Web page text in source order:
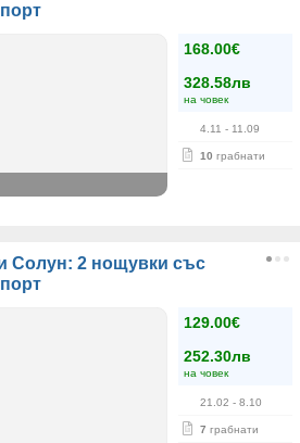
168.00€
328.58лв
на човек
4.11 - 11.09
10 грабнати
Солун: 2 нощувки със
129.00€
252.30лв
на човек
21.02 - 8.10
7 грабнати